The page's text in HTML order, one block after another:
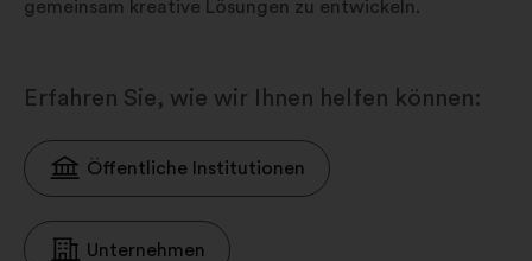
gemeinsam kreative Lösungen zu entwickeln.
Erfahren Sie, wie wir Ihnen helfen können:
Öffentliche Institutionen
Unternehmen